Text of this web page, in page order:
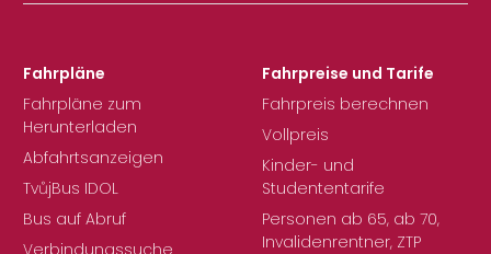
Fahrpläne
Fahrpläne zum
Herunterladen
Abfahrtsanzeigen
TvůjBus IDOL
Bus auf Abruf
Verbindungssuche
Fahrpreise und Tarife
Fahrpreis berechnen
Vollpreis
Kinder- und
Studententarife
Personen ab 65, ab 70,
Invalidenrentner, ZTP